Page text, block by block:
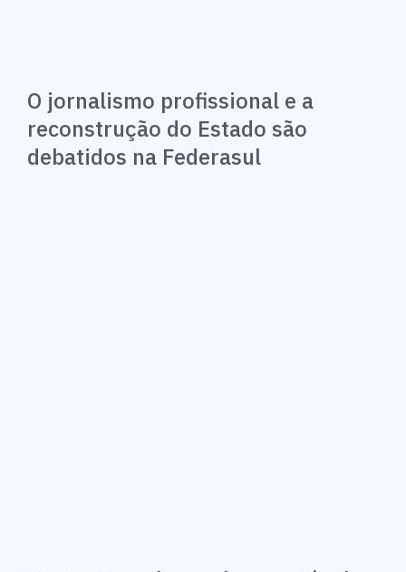
O jornalismo profissional e a
reconstrução do Estado são
debatidos na Federasul